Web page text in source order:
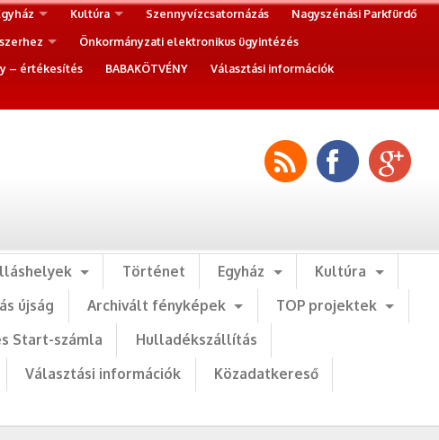
Kultúra Szennyvízcsatornázás
Nagyszénási Parkfürdő
Önkormányzati elektronikus ügyintézés
– értékesítés BABAKÖTVÉNY
Választási információk
Történet Egyház
Kultúra
újság Archivált fényképek
TOP projektek
Start-számla
Hulladékszállítás
Választási információk
Közadatkereső